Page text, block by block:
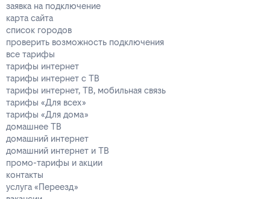
заявка на подключение
карта сайта
список городов
проверить возможность подключения
все тарифы
тарифы интернет
тарифы интернет с ТВ
тарифы интернет, ТВ, мобильная связь
тарифы «Для всех»
тарифы «Для дома»
домашнее ТВ
домашний интернет
домашний интернет и ТВ
промо-тарифы и акции
контакты
услуга «Переезд»